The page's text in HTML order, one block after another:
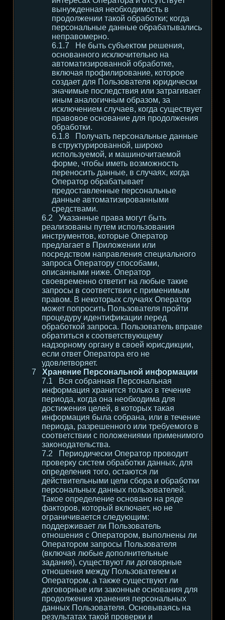
вынужденная необходимость в
продолжении такой обработки; когда
персональные данные обрабатывались
неправомерно.
Не быть субъектом решения,
основанного исключительно на
автоматизированной обработке,
включая профилирование, которое
создает для Пользователя юридически
значимые последствия или затрагивает
иным аналогичным образом, за
исключением случаев, когда существует
правовое основание для продолжения
обработки.
Получать персональные данные
в структурированной, широко
используемой, и машиночитаемой
форме, чтобы иметь возможность
переносить данные, в случаях, когда
Оператор обрабатывает
предоставленные персональные
данные автоматизированными
средствами.
Указанные права могут быть
реализованы путем использования
инструментов, которые Оператор
предлагает в Приложении или
посредством направления специального
запроса Оператору способами,
описанными ниже. Оператор
своевременно ответит на любые такие
запросы в соответствии с применимым
правом. В некоторых случаях Оператор
может попросить Пользователя пройти
процедуру идентификации перед
обработкой запроса. Пользователь вправе
обратиться к соответствующему
надзорному органу в своей юрисдикции,
если ответ Оператора его не
удовлетворяет.
Хранение Персональной информации
Вся собранная Персональная
информация хранится только в течение
периода, когда она необходима для
достижения целей, в которых такая
информация была собрана, или в течение
периода, разрешенного или требуемого в
соответствии с положениями применимого
законодательства.
Периодически Оператор проводит
проверку систем обработки данных, для
определения того, остаются ли
действительными цели сбора и обработки
персональных данных пользователей.
Такое определение основано на ряде
факторов, который включает, но не
ограничивается следующим:
поддерживает ли Пользователь
отношения с Оператором, выполнены ли
Оператором запросы Пользователя
(включая любые дополнительные
задания), существуют ли договорные
отношения между Пользователем и
Оператором, а также существуют ли
договорные или законные основания для
продолжения хранения персональных
данных Пользователя. Основываясь на
результатах такой проверки и